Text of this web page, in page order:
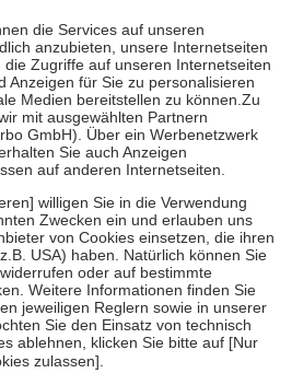
jedoch nie mehr als die tatsächlichen
auch für Online-Apotheken.
Krankenpflege beträgt die
Kosten sowie zehn Euro je
für ihre eigene Gesundheit zu
der Familie zu unterstützen,
bei:
bis zum vollendeten 18. Lebensjahr
und Früherkennung, die von der